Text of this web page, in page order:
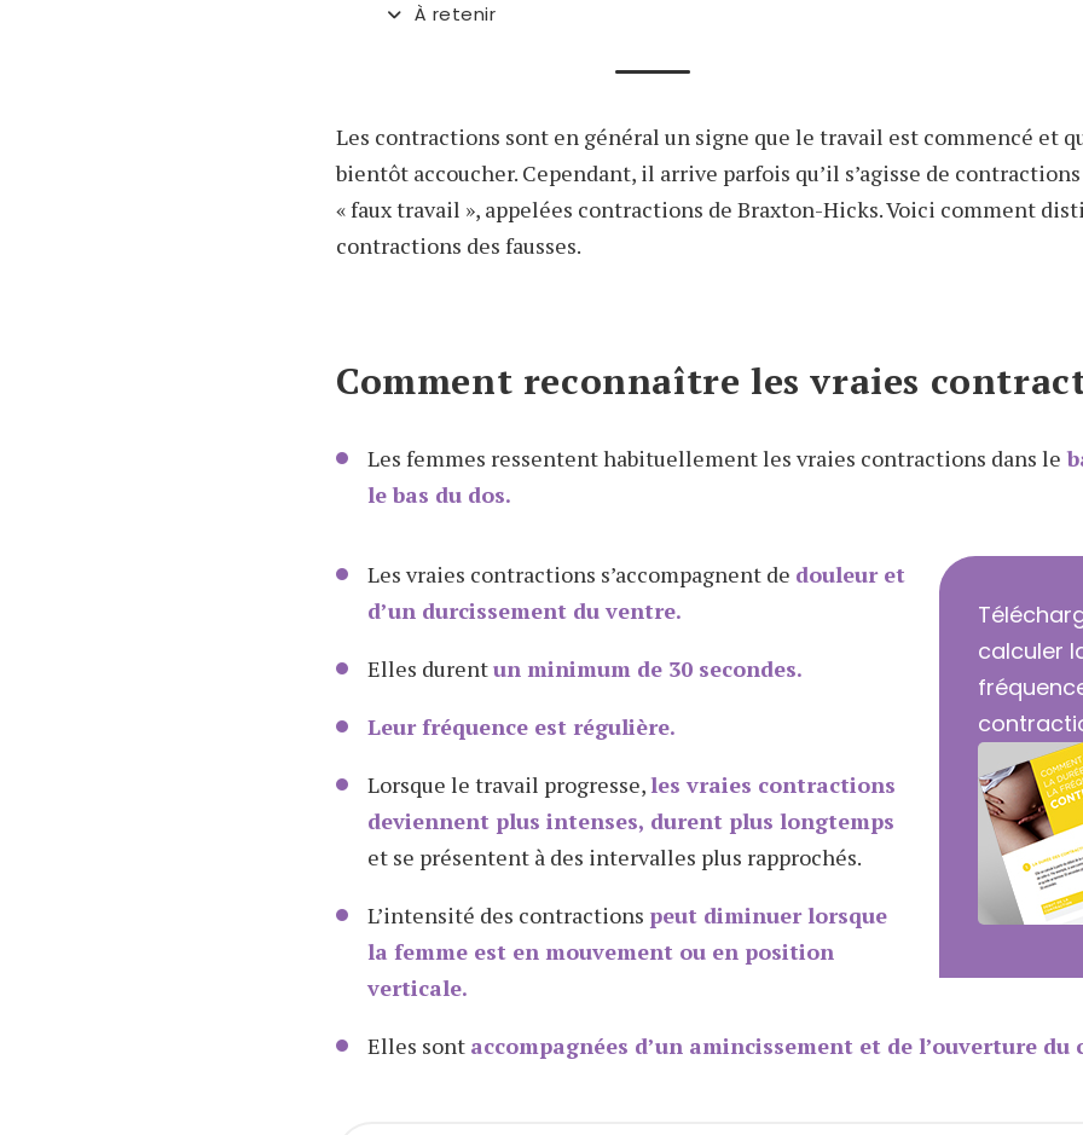
À retenir
Les contractions sont en général un signe que le travail est commencé et
bientôt accoucher. Cependant, il arrive parfois qu’il s’agisse de contractions
« faux travail », appelées contractions de Braxton-Hicks. Voici comment
contractions des fausses.
Comment reconnaître les vraies
Les femmes ressentent habituellement les vraies contractions dans le
le bas du dos.
calculer
Les vraies contractions s’accompagnent de douleur et
d’un durcissement du ventre.
Elles durentun minimum de 30 secondes.
Leur fréquence est régulière.
Lorsque le travail progresse,les vraies contractions
deviennent plus intenses, durent plus longtemps
et se présentent à des intervalles plus rapprochés.
L’intensité des contractions peut diminuer lorsque
la femme est en mouvement ou en position
verticale.
Elles sont accompagnées d’un amincissement et de l’ouverture du